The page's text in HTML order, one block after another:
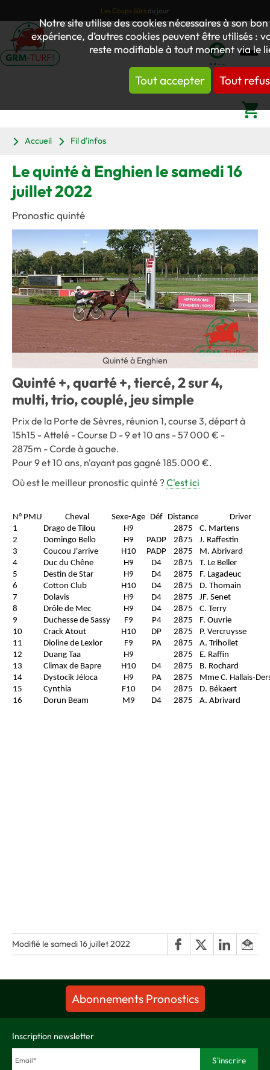
Notre site utilise des cookies nécessaires à son
expérience, d’autres cookies peuvent être utilisés :
reste modifiable à tout moment via le
Tout accepter Tout
Les Coups Sûrs du jour
Mon
compte
Accueil
Fil d'infos
Le quinté à Enghien le samedi 16
juillet 2022
Pronostic quinté
Quinté à Enghien
Quinté +, quarté +, tiercé, 2 sur 4,
multi, trio, couplé, jeu simple
Prix de la Porte de Sèvres, réunion 1, course 3, départ à
15h15 - Attelé - Course D - 9 et 10 ans - 57 000 € -
2875m - Corde à gauche.
Pour 9 et 10 ans, n'ayant pas gagné 185.000 €.
Où est le meilleur pronostic quinté ?C'est ici
N° PMU Cheval Sexe-Age Déf Distance
Driver
1
Drago de Tilou H9 2875
C. Martens
2
Domingo Bello H9 PADP 2875
J. Raffestin
3
Coucou J'arrive H10 PADP 2875
M. Abrivard
4
Duc du Chêne H9 D4 2875
T. Le Beller
5
Destin de Star H9 D4 2875
F. Lagadeuc
6
Cotton Club H10 D4 2875
D. Thomain
7
Dolavis H9 D4 2875
JF. Senet
8
Drôle de Mec H9 D4 2875
C. Terry
9
Duchesse de Sassy F9 P4 2875
F. Ouvrie
10
Crack Atout H10 DP 2875
P. Vercruysse
11
Dioline de Lexlor F9 PA 2875
A. Trihollet
12
Duang Taa H9 2875
E. Raffin
13
Climax de Bapre H10 D4 2875
B. Rochard
14
Dystocik Jéloca H9 PA 2875
Mme C. Hallais-
15
Cynthia F10 D4 2875
D. Békaert
16
Dorun Beam M9 D4 2875 A. Abrivard
Modifié le samedi 16 juillet 2022
Abonnements Pronostics
Inscription newsletter